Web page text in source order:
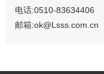
电话:0510-83634406
邮箱:ok@Lsss.com.cn